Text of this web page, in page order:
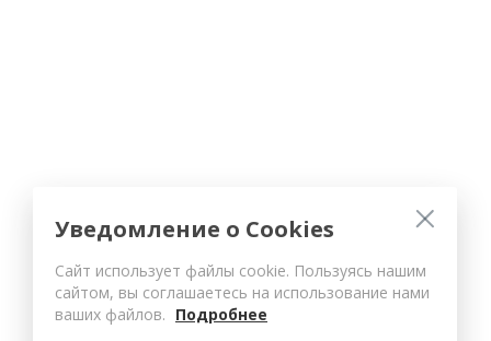
Уведомление о Cookies
Сайт использует файлы cookie. Пользуясь нашим
сайтом, вы соглашаетесь на использование нами
ваших файлов. Подробнее